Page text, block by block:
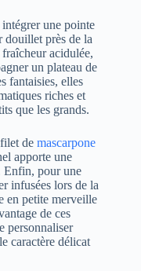
intégrer une pointe
douillet près de la
acidulée,
un plateau de
fantaisies, elles
riches et
que les grands.
de mascarpone
apporte une
Enfin, pour une
infusées lors de la
en petite merveille
de ces
personnaliser
caractère délicat